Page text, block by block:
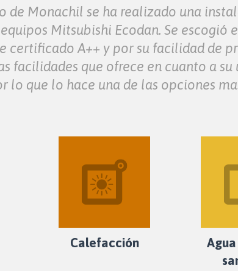
de Monachil se ha realizado una
Mitsubishi Ecodan. Se
certificado A++ y por su facilidad de
facilidades que ofrece en cuanto a
lo que lo hace una de las opciones
Calefacción